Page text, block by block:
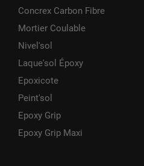
Concrex Carbon Fibre
Mortier Coulable
Nivel'sol
Laque'sol Époxy
Epoxicote
Peint'sol
Epoxy Grip
Epoxy Grip Maxi